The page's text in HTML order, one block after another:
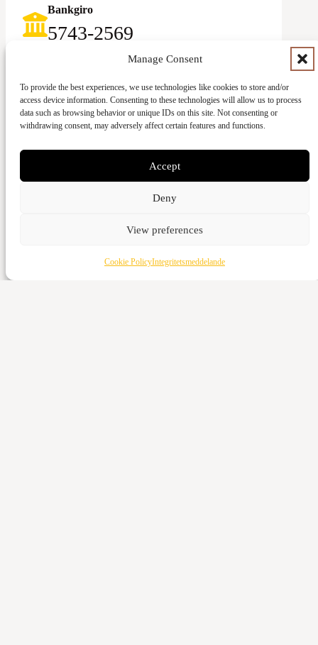
Manage Consent
To provide the best experiences, we use technologies like cookies to store and/or
access device information. Consenting to these technologies will allow us to process
data such as browsing behavior or unique IDs on this site. Not consenting or
withdrawing consent, may adversely affect certain features and functions.
Accept
Deny
View preferences
Cookie PolicyIntegritetsmeddelande
Bankgiro
5743-2569‬
123-083 92 58
Ge med kort
Vattenverksvägen 44, 212 21 Malmö
5973-3980